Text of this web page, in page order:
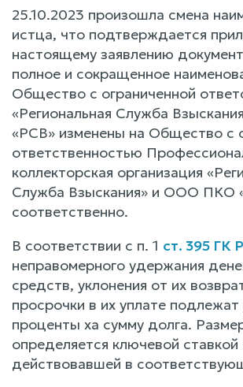
25.10.2023 произошла смена
истца, что подтверждается
настоящему заявлению
полное и сокращенное
Общество с ограниченной
«Региональная Служба
«РСВ» изменены на Общество с
ответственностью
коллекторская организация
Служба Взыскания» и ООО ПКО
соответственно.
В соответствии с п. 1 ст. 395 ГК
неправомерного удержания
средств, уклонения от их
просрочки в их уплате подлежат
проценты ха сумму долга.
определяется ключевой
действовавшей в